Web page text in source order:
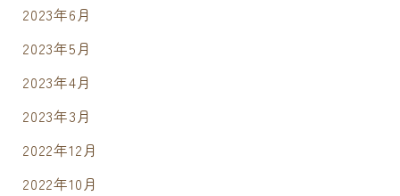
2023年6月
2023年5月
2023年4月
2023年3月
2022年12月
2022年10月